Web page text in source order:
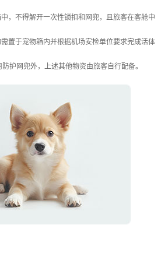
，不得解开一次性锁扣和网兜，且旅客在客舱中
置于宠物箱内并根据机场安检单位要求完成活体
护网兜外，上述其他物资由旅客自行配备。